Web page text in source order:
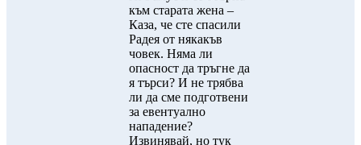
към старата жена –
Каза, че сте спасили
Радея от някакъв
човек. Няма ли
опасност да тръгне да
я търси? И не трябва
ли да сме подготвени
за евентуално
нападение?
Извинявай, но тук